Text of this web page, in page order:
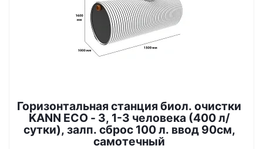
Горизонтальная станция биол. очистки
KANN ECO - 3, 1-3 человека (400 л/
сутки), залп. сброс 100 л. ввод 90см,
самотечный